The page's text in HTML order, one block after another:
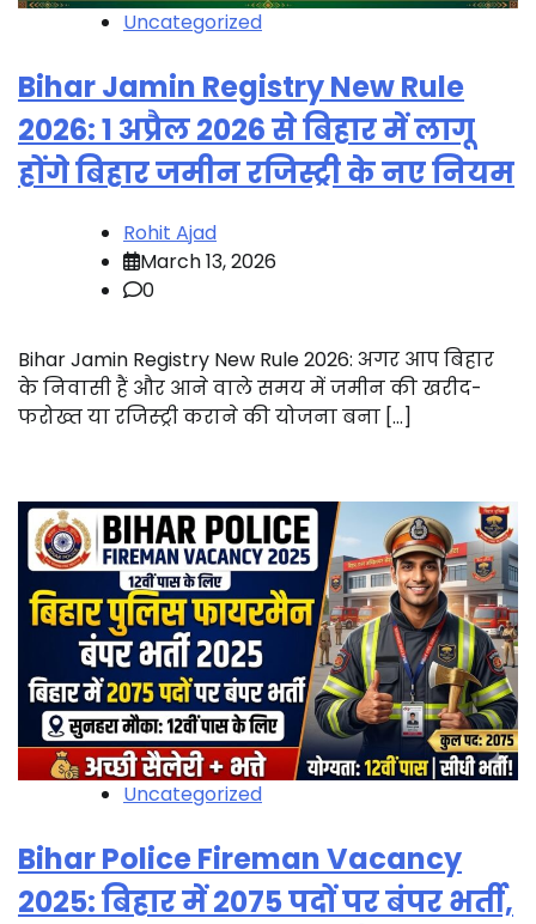
Uncategorized
Bihar Jamin Registry New Rule
2026: 1 अप्रैल 2026 से बिहार में लागू
होंगे बिहार जमीन रजिस्ट्री के नए नियम
Rohit Ajad
March 13, 2026
0
Bihar Jamin Registry New Rule 2026: अगर आप बिहार
के निवासी हैं और आने वाले समय में जमीन की खरीद-
फरोख्त या रजिस्ट्री कराने की योजना बना […]
Uncategorized
Bihar Police Fireman Vacancy
2025: बिहार में 2075 पदों पर बंपर भर्ती,